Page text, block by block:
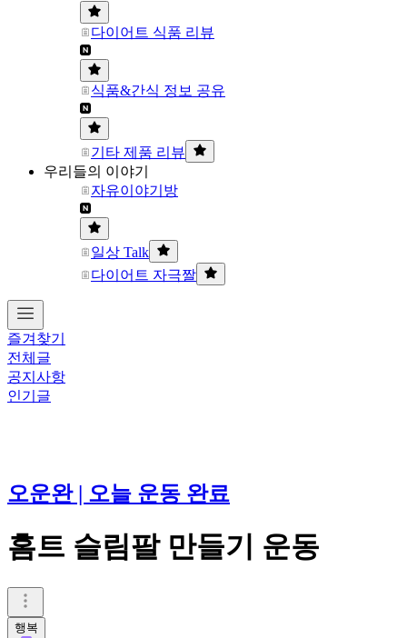
다이어트 식품 리뷰
식품&간식 정보 공유
기타 제품 리뷰
우리들의 이야기
자유이야기방
일상 Talk
다이어트 자극짤
즐겨찾기
전체글
공지사항
인기글
오운완 | 오늘 운동 완료
홈트 슬림팔 만들기 운동
행복